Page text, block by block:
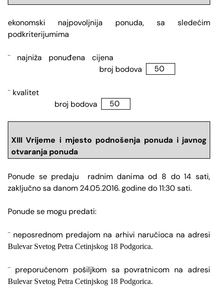
ekonomski najpovoljnija ponuda, sa sledećim
podkriterijumima
¨ najniža ponuđena cijena
broj bodova
50
¨ kvalitet
broj bodova
50
XIII Vrijeme i mjesto podnošenja ponuda i javnog
otvaranja ponuda
Ponude se predaju radnim danima od 8 do 14 sati,
zaključno sa danom 24.05.2016. godine do 11:30 sati.
Ponude se mogu predati:
¨ neposrednom predajom na arhivi naručioca na adresi
Bulevar Svetog Petra Cetinjskog 18 Podgorica.
¨ preporučenom pošiljkom sa povratnicom na adresi
Bulevar Svetog Petra Cetinjskog 18 Podgorica.